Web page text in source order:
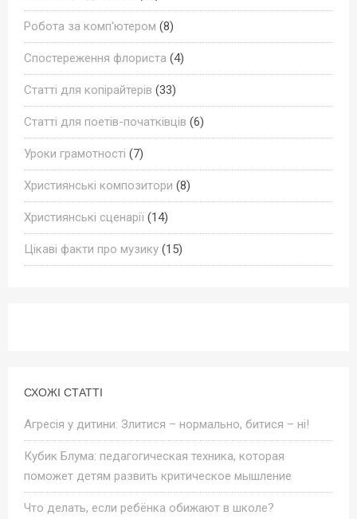
Робота за комп'ютером (8)
Спостереження флориста (4)
Статті для копірайтерів (33)
Статті для поетів-початківців (6)
Уроки грамотності (7)
Християнські композитори (8)
Християнські сценарії (14)
Цікаві факти про музику (15)
СХОЖІ СТАТТІ
Агресія у дитини: Злитися – нормально, битися – ні!
Кубик Блума: педагогическая техника, которая
поможет детям развить критическое мышление
Что делать, если ребёнка обижают в школе?